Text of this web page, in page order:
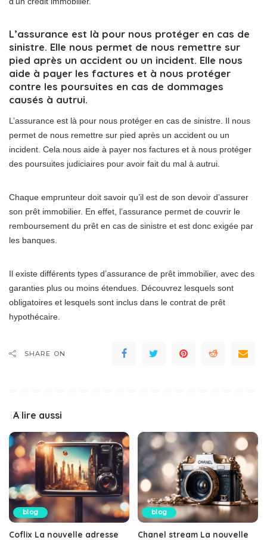
L’assurance est là pour nous protéger en cas de
sinistre. Elle nous permet de nous remettre sur
pied après un accident ou un incident. Elle nous
aide à payer les factures et à nous protéger
contre les poursuites en cas de dommages
causés à autrui.
L’assurance est là pour nous protéger en cas de sinistre. Il nous
permet de nous remettre sur pied après un accident ou un
incident. Cela nous aide à payer nos factures et à nous protéger
des poursuites judiciaires pour avoir fait du mal à autrui.
Chaque emprunteur doit savoir qu’il est de son devoir d’assurer
son prêt immobilier. En effet, l’assurance permet de couvrir le
remboursement du prêt en cas de sinistre et est donc exigée par
les banques.
Il existe différents types d’assurance de prêt immobilier, avec des
garanties plus ou moins étendues. Découvrez lesquels sont
obligatoires et lesquels sont inclus dans le contrat de prêt
hypothécaire.
SHARE ON
A lire aussi
blog
Coflix La nouvelle adresse
blog
Chanel stream La nouvelle